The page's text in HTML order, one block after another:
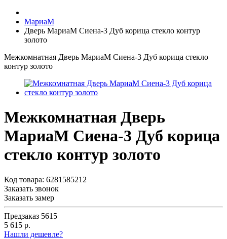
МариаМ
Дверь МариаМ Сиена-3 Дуб корица стекло контур
золото
Межкомнатная Дверь МариаМ Сиена-3 Дуб корица стекло
контур золото
Межкомнатная Дверь
МариаМ Сиена-3 Дуб корица
стекло контур золото
Код товара: 6281585212
Заказать звонок
Заказать замер
Предзаказ 5615
5 615 р.
Нашли дешевле?